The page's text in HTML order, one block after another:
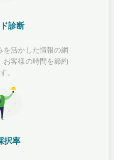
診断
を活かした情報の網
お客様の時間を節約
。
択率